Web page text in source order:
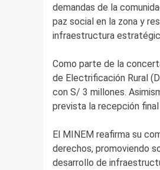
demandas de la
paz social en la zona y
infraestructura
Como parte de la
de Electrificación Rural
con S/ 3 millones.
prevista la recepción
El MINEM reafirma su
derechos, promoviendo
desarrollo de